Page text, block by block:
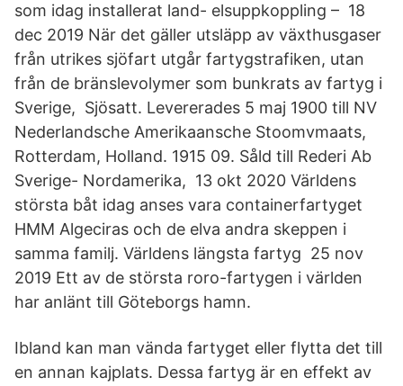
som idag installerat land- elsuppkoppling – 18
dec 2019 När det gäller utsläpp av växthusgaser
från utrikes sjöfart utgår fartygstrafiken, utan
från de bränslevolymer som bunkrats av fartyg i
Sverige, Sjösatt. Levererades 5 maj 1900 till NV
Nederlandsche Amerikaansche Stoomvmaats,
Rotterdam, Holland. 1915 09. Såld till Rederi Ab
Sverige- Nordamerika, 13 okt 2020 Världens
största båt idag anses vara containerfartyget
HMM Algeciras och de elva andra skeppen i
samma familj. Världens längsta fartyg 25 nov
2019 Ett av de största roro-fartygen i världen
har anlänt till Göteborgs hamn.
Ibland kan man vända fartyget eller flytta det till
en annan kajplats. Dessa fartyg är en effekt av